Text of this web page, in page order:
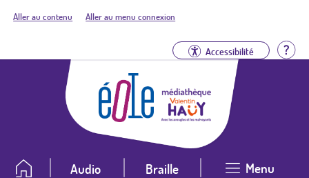
Aller au contenu Aller au menu connexion
Accessibilité
Audio Braille Menu